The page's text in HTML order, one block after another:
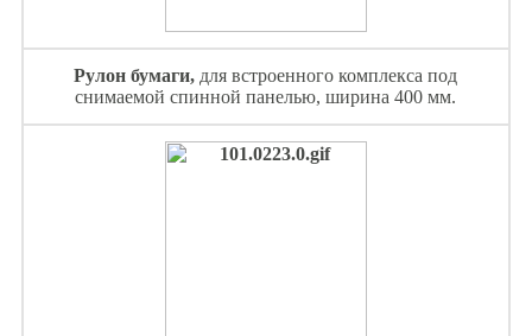
Рулон бумаги, для встроенного комплекса под
снимаемой спинной панелью, ширина 400 мм.